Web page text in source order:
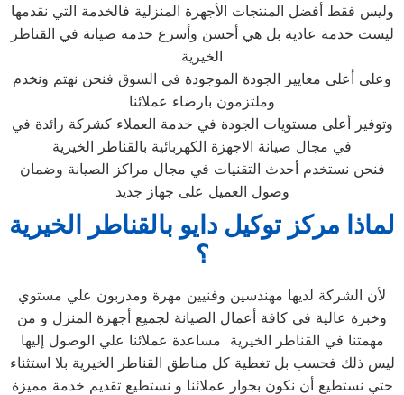
وليس فقط أفضل المنتجات الأجهزة المنزلية فالخدمة التي نقدمها
ليست خدمة عادية بل هي أحسن وأسرع خدمة صيانة في القناطر
الخيرية
وعلى أعلى معايير الجودة الموجودة في السوق فنحن نهتم ونخدم
وملتزمون بارضاء عملائنا
وتوفير أعلى مستويات الجودة في خدمة العملاء كشركة رائدة في
في مجال صيانة الاجهزة الكهربائية بالقناطر الخيرية
فنحن نستخدم أحدث التقنيات في مجال مراكز الصيانة وضمان
وصول العميل على جهاز جديد
لماذا مركز توكيل دايو بالقناطر الخيرية
؟
لأن الشركة لديها مهندسين وفنيين مهرة ومدربون علي مستوي
وخبرة عالية في كافة أعمال الصيانة لجميع أجهزة المنزل و من
مهمتنا في القناطر الخيرية مساعدة عملائنا علي الوصول إليها
ليس ذلك فحسب بل تغطية كل مناطق القناطر الخيرية بلا استثناء
حتي نستطيع أن نكون بجوار عملائنا و نستطيع تقديم خدمة مميزة